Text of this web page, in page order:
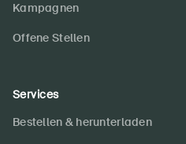
Kampagnen
Offene Stellen
Services
Bestellen & herunterladen